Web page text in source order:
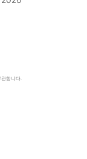
관합니다.